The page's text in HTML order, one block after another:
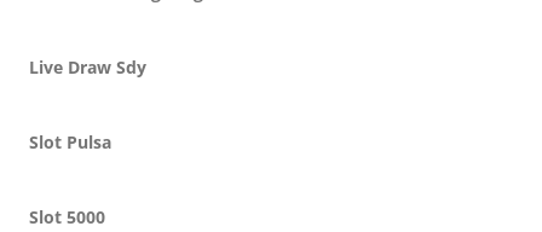
Live Draw Sdy
Slot Pulsa
Slot 5000